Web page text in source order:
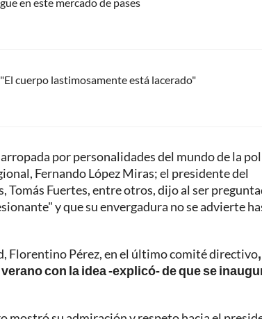
cuerpo lastimosamente está lacerado"
por personalidades del mundo de la
Fernando López Miras; el presidente del
Fuertes, entre otros, dijo al ser
y que su envergadura no se advierte
Florentino Pérez, en el último comité directivo
con la idea -explicó- de que se